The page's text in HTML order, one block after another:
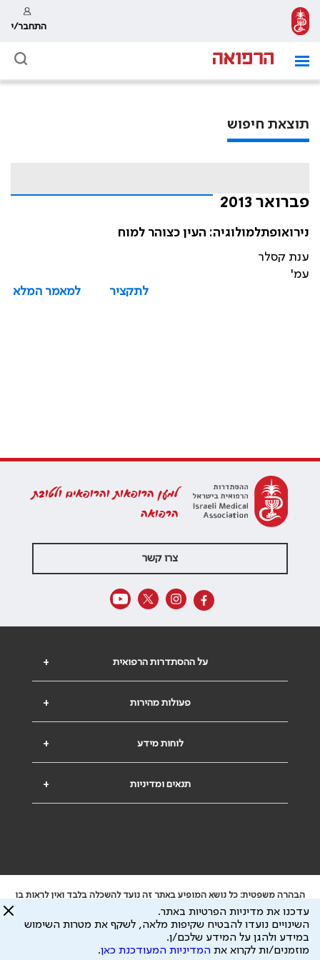
התחבר/י
תוצאת חיפוש
פברואר 2013
נירואופתלמולוגיה: העין כצוהר למוח
ענת קסלר
עמ'
לתקציר
למאמר המלא
למען הרופאות והרופאים ולטובת
הרפואה
צרו קשר
+ על ההסתדרות הרפואית
+ פעולות מהירות
+ לוחות מידע
+ תנאים ומדיניות
הבהרה משפטית: כל נושא המופיע באתר זה נועד להשכלה בלבד ואין לראות בו
ייעוץ רפואי או משפטי. אין הר"י אחראית לתוכן המתפרסם באתר זה ולכל נזק
שעלול להיגרם.
ידוע לי שהר"י אוספת ושומרת מידע אישי לצורך מתן השרות וכי חלק ממנו עשוי
להיות מועבר לצדדים שלישיים, הכל בכפוף למדיניות הפרטיות
עדכנו את מדיניות הפרטיות באתר.
השינויים נועדו להבטיח שקיפות מלאה, לשקף את מטרות השימוש
במידע ולהגן על המידע שלכם/ן.
מוזמנים/ות לקרוא את המדיניות המעודכנת כאן.